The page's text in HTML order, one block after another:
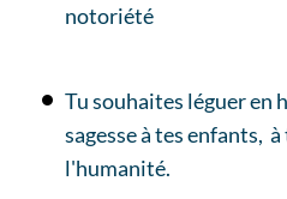
notoriété
Tu souhaites léguer en
sagesse à tes enfants,
l'humanité.